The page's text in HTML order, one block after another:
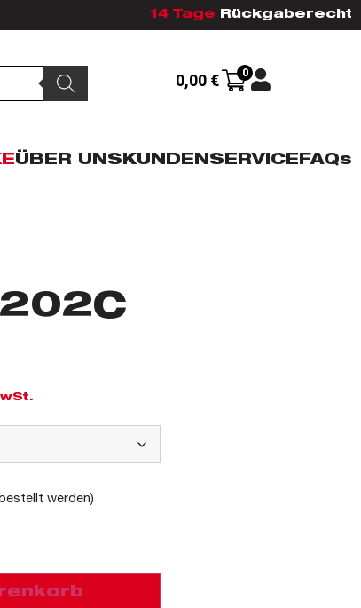
14 Tage Rückgaberecht
0,00 € 0
ÜBER UNSKUNDENSERVICEFAQs
werden)